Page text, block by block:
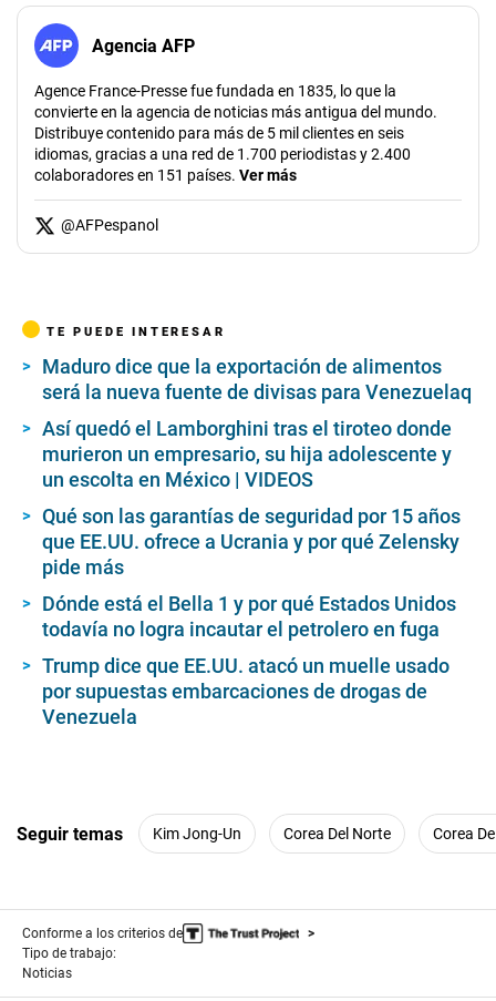
Agencia AFP
Agence France-Presse fue fundada en 1835, lo que la
convierte en la agencia de noticias más antigua del mundo.
Distribuye contenido para más de 5 mil clientes en seis
idiomas, gracias a una red de 1.700 periodistas y 2.400
colaboradores en 151 países. Ver más
@AFPespanol
TE PUEDE INTERESAR
Maduro dice que la exportación de alimentos
será la nueva fuente de divisas para Venezuelaq
Así quedó el Lamborghini tras el tiroteo donde
murieron un empresario, su hija adolescente y
un escolta en México | VIDEOS
Qué son las garantías de seguridad por 15 años
que EE.UU. ofrece a Ucrania y por qué Zelensky
pide más
Dónde está el Bella 1 y por qué Estados Unidos
todavía no logra incautar el petrolero en fuga
Trump dice que EE.UU. atacó un muelle usado
por supuestas embarcaciones de drogas de
Venezuela
Seguir temas Kim Jong-Un Corea Del Norte Corea
Conforme a los criterios de
Tipo de trabajo:
Noticias